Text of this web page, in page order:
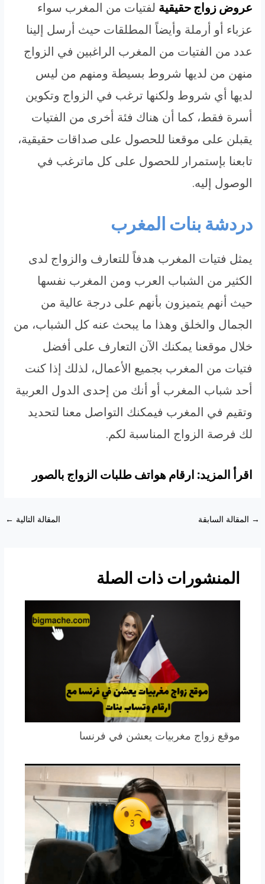
عروض زواج حقيقية لفتيات من المغرب سواء
عزباء أو أرملة وأيضاً المطلقات حيث أرسل إلينا
عدد من الفتيات من المغرب الراغبين في الزواج
منهن من لديها شروط بسيطة ومنهم من ليس
لديها أي شروط ولكنها ترغب في الزواج وتكوين
أسرة فقط، كما أن هناك فئة أخرى من الفتيات
يقبلن على موقعنا للحصول على صداقات حقيقية،
تابعنا بإستمرار للحصول على كل ماترغب في
الوصول إليه.
دردشة بنات المغرب
يمثل فتيات المغرب هدفاً للتعارف والزواج لدى
الكثير من الشباب العرب ومن المغرب نفسها
حيث أنهم يتميزون بأنهم على درجة عالية من
الجمال والخلق وهذا ما يبحث عنه كل الشباب، من
خلال موقعنا يمكنك الآن التعارف على أفضل
فتيات من المغرب بجميع الأعمال، لذلك إذا كنت
أحد شباب المغرب أو أنك من إحدى الدول العربية
وتقيم في المغرب فيمكنك التواصل معنا لتحديد
لك فرصة الزواج المناسبة لكم.
اقرأ المزيد: ارقام هواتف طلبات الزواج بالصور
Post
→ المقالة السابقة المقالة التالية ←
المنشورات ذات الصلة
موقع زواج مغربيات يعشن في فرنسا